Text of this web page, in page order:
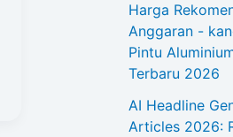
Harga
Anggaran -
Pintu
Terbaru 2026
AI Headline
Articles 2026: